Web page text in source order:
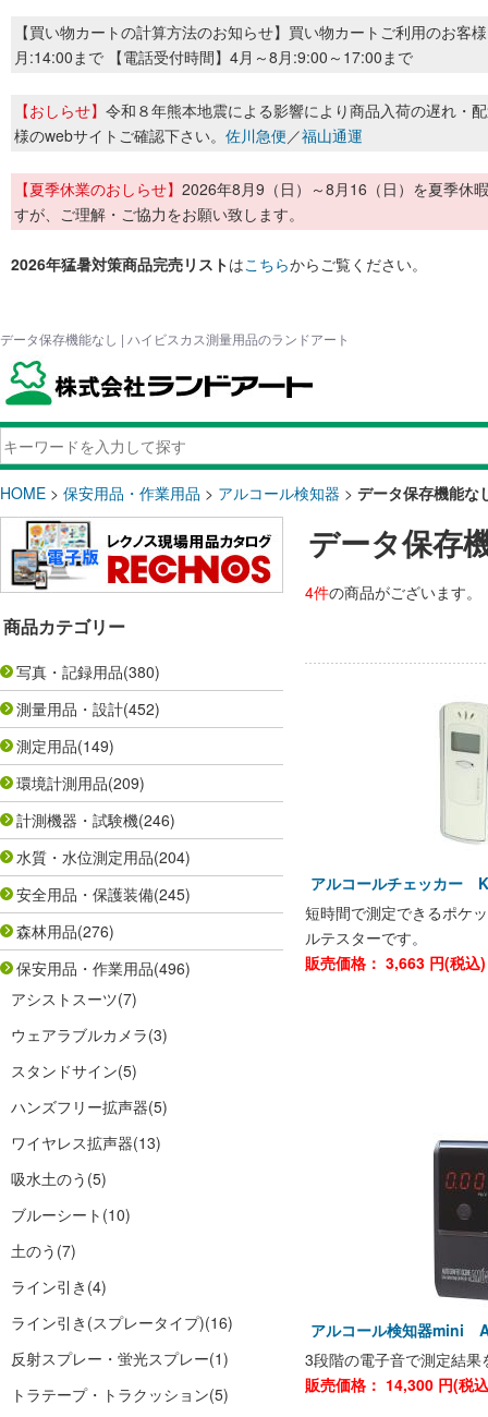
【買い物カートの計算方法のお知らせ】買い物カートご利用のお客
月:14:00まで 【電話受付時間】4月～8月:9:00～17:00まで
【おしらせ】 令和８年熊本地震による影響により商品入荷の遅れ・
様のwebサイトご確認下さい。 佐川急便／福山通運
【夏季休業のおしらせ】 2026年8月9（日）～8月16（日）を夏季休
すが、ご理解・ご協力をお願い致します。
2026年猛暑対策商品完売リストはこちらからご覧ください。
データ保存機能なし | ハイビスカス測量用品のランドアート
HOME > 保安用品・作業用品 > アルコール検知器 > データ保存機能な
商品カテゴリー
写真・記録用品(380)
測量用品・設計(452)
測定用品(149)
環境計測用品(209)
計測機器・試験機(246)
水質・水位測定用品(204)
安全用品・保護装備(245)
森林用品(276)
保安用品・作業用品(496)
アシストスーツ(7)
ウェアラブルカメラ(3)
スタンドサイン(5)
ハンズフリー拡声器(5)
ワイヤレス拡声器(13)
吸水土のう (5)
ブルーシート (10)
土のう (7)
ライン引き (4)
ライン引き(スプレータイプ)(16)
反射スプレー・蛍光スプレー(1)
トラテープ・トラクッション(5)
データ保存
4件の商品がございます。
アルコールチェッカー
短時間で測定できるポケ
ルテスターです。
販売価格： 3,663 円(税
アルコール検知器mini
3段階の電子音で測定結果
販売価格： 14,300 円(税